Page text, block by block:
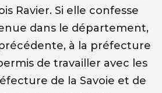
Ravier. Si elle confesse
dans le département,
à la préfecture
de travailler avec les
de la Savoie et de